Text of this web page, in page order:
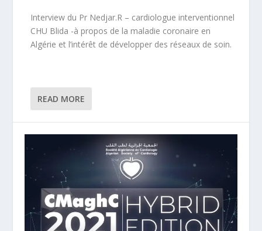
Interview du Pr Nedjar.R – cardiologue interventionnel
CHU Blida -à propos de la maladie coronaire en
Algérie et l’intérêt de développer des réseaux de soin.
READ MORE